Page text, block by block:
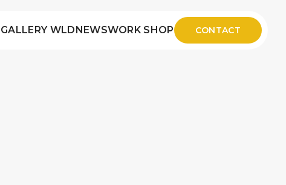
GALLERY WLDNEWSWORK SHOP CONTACT